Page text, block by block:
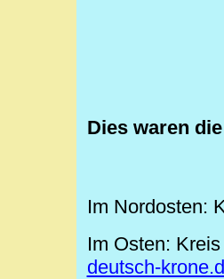
Dies waren
Im Nordosten:
Im Osten:
deutsch-